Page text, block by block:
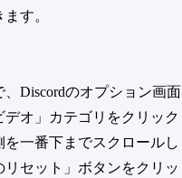
す。
Discordのオプション画面
デオ」カテゴリをクリック
を一番下までスクロールし
リセット」ボタンをクリッ